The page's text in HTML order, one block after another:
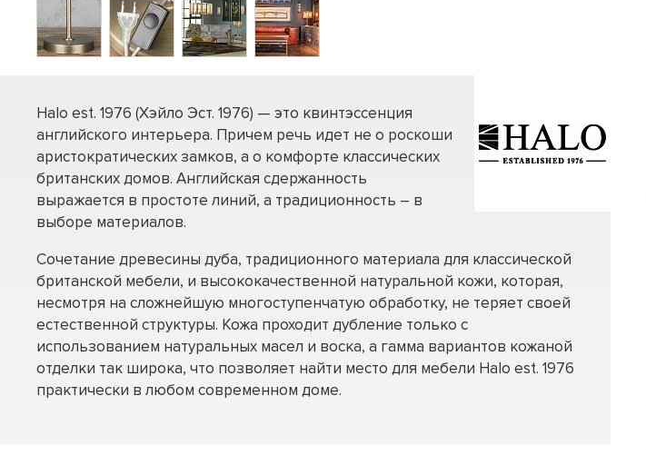
Halo est. 1976 (Хэйло Эст. 1976) — это квинтэссенция
английского интерьера. Причем речь идет не о роскоши
аристократических замков, а о комфорте классических
британских домов. Английская сдержанность
выражается в простоте линий, а традиционность – в
выборе материалов.
Сочетание древесины дуба, традиционного материала для классической
британской мебели, и высококачественной натуральной кожи, которая,
несмотря на сложнейшую многоступенчатую обработку, не теряет своей
естественной структуры. Кожа проходит дубление только с
использованием натуральных масел и воска, а гамма вариантов кожаной
отделки так широка, что позволяет найти место для мебели Halo est. 1976
практически в любом современном доме.